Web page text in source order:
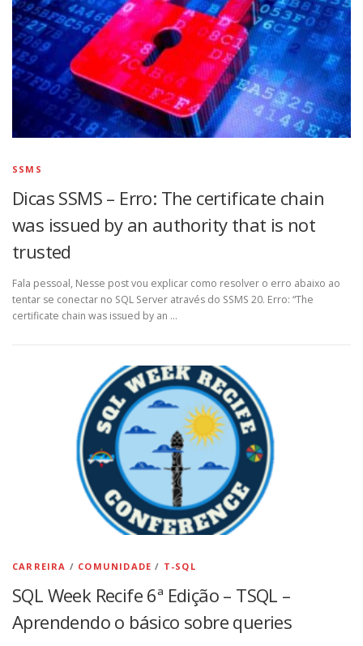
SSMS
Dicas SSMS – Erro: The certificate chain
was issued by an authority that is not
trusted
Fala pessoal, Nesse post vou explicar como resolver o erro abaixo ao
tentar se conectar no SQL Server através do SSMS 20. Erro: “The
certificate chain was issued by an …
CARREIRA / COMUNIDADE / T-SQL
SQL Week Recife 6ª Edição – TSQL –
Aprendendo o básico sobre queries